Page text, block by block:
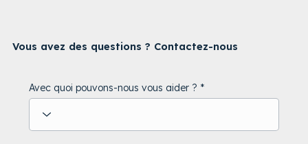
Vous avez des questions ? Contactez-nous
Avec quoi pouvons-nous vous aider ?